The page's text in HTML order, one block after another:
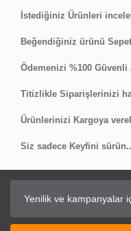
İstediğiniz Ürünleri
Beğendiğiniz ürünü
Ödemenizi %100 Güvenli
Titizlikle Siparişlerinizi
Ürünlerinizi Kargoya
Siz sadece Keyfini